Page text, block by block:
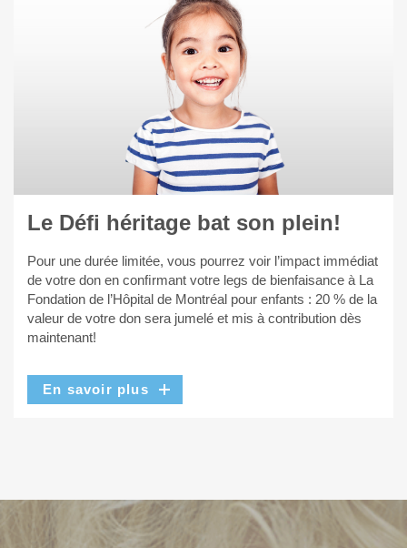
Le Défi héritage bat son plein!
Pour une durée limitée, vous pourrez voir l’impact immédiat
de votre don en conﬁrmant votre legs de bienfaisance à La
Fondation de l’Hôpital de Montréal pour enfants : 20 % de la
valeur de votre don sera jumelé et mis à contribution dès
maintenant!
En savoir plus